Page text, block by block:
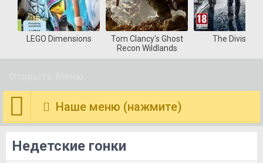
LEGO Dimensions
Tom Clancy's Ghost
Recon Wildlands
The Division
Наше меню (нажмите)
Недетские гонки